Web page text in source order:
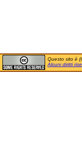
Questo sito è
Alcuni diritti